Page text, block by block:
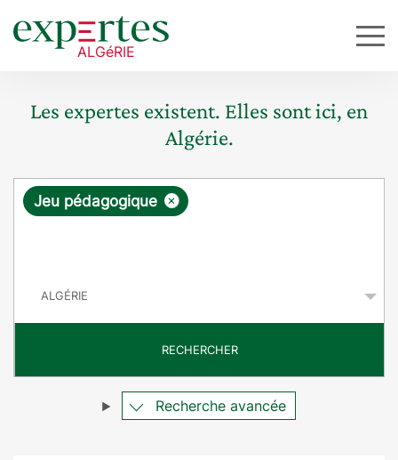
Les expertes existent. Elles sont ici, en
Algérie.
R
ê
e
×
Jeu pédagogique
RECHERCHER
Recherche avancée